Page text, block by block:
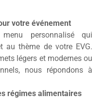
votre événement
personnalisé qui
au thème de votre EVG.
légers et modernes ou
nous répondons à
régimes alimentaires